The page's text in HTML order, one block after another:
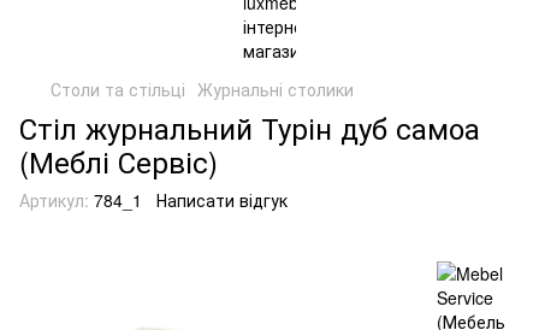
Столи та стільці Журнальні столики
Стіл журнальний Турін дуб самоа
(Меблі Сервіс)
Артикул: 784_1 Написати відгук